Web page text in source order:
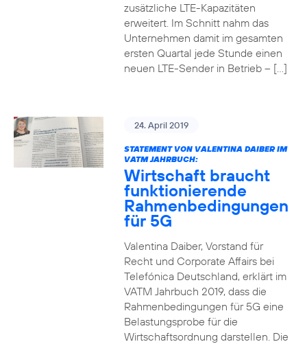
zusätzliche LTE-Kapazitäten
erweitert. Im Schnitt nahm das
Unternehmen damit im gesamten
ersten Quartal jede Stunde einen
neuen LTE-Sender in Betrieb – […]
24. April 2019
STATEMENT VON VALENTINA DAIBER IM
VATM JAHRBUCH:
Wirtschaft braucht
funktionierende
Rahmenbedingungen
für 5G
Valentina Daiber, Vorstand für
Recht und Corporate Affairs bei
Telefónica Deutschland, erklärt im
VATM Jahrbuch 2019, dass die
Rahmenbedingungen für 5G eine
Belastungsprobe für die
Wirtschaftsordnung darstellen. Die